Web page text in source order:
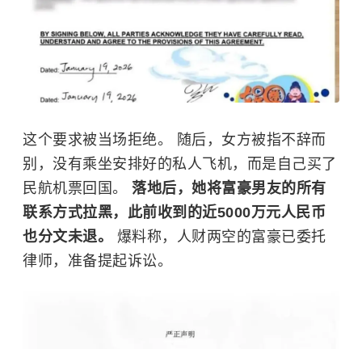
这个要求被当场拒绝。 随后，女方被指不辞而
别，没有乘坐安排好的私人飞机，而是自己买了
民航机票回国。 落地后，她将富豪男友的所有
联系方式拉黑，此前收到的近5000万元人民币
也分文未退。 爆料称，人财两空的富豪已委托
律师，准备提起诉讼。